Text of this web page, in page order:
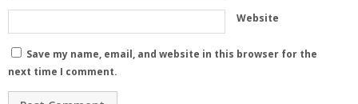
Website
Save my name, email, and website in this browser for the
next time I comment.